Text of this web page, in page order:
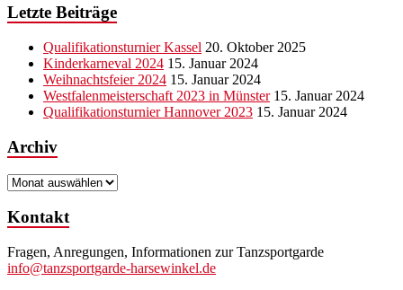
Letzte Beiträge
Qualifikationsturnier Kassel 20. Oktober 2025
Kinderkarneval 2024 15. Januar 2024
Weihnachtsfeier 2024 15. Januar 2024
Westfalenmeisterschaft 2023 in Münster 15. Januar 2024
Qualifikationsturnier Hannover 2023 15. Januar 2024
Archiv
Archiv
Kontakt
Fragen, Anregungen, Informationen zur Tanzsportgarde
info@tanzsportgarde-harsewinkel.de